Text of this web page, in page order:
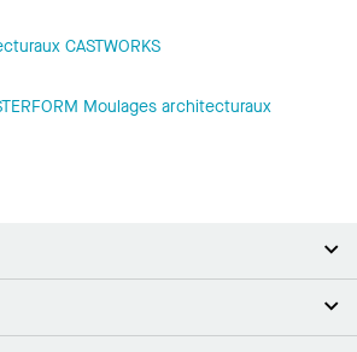
CASTWORKS
Moulages architecturaux